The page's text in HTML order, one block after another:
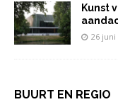
Kunst
26 juni
BUURT EN REGIO